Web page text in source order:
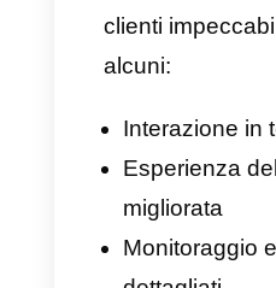
team di
clienti,
numero di
permettono
tra clienti e
strumenti